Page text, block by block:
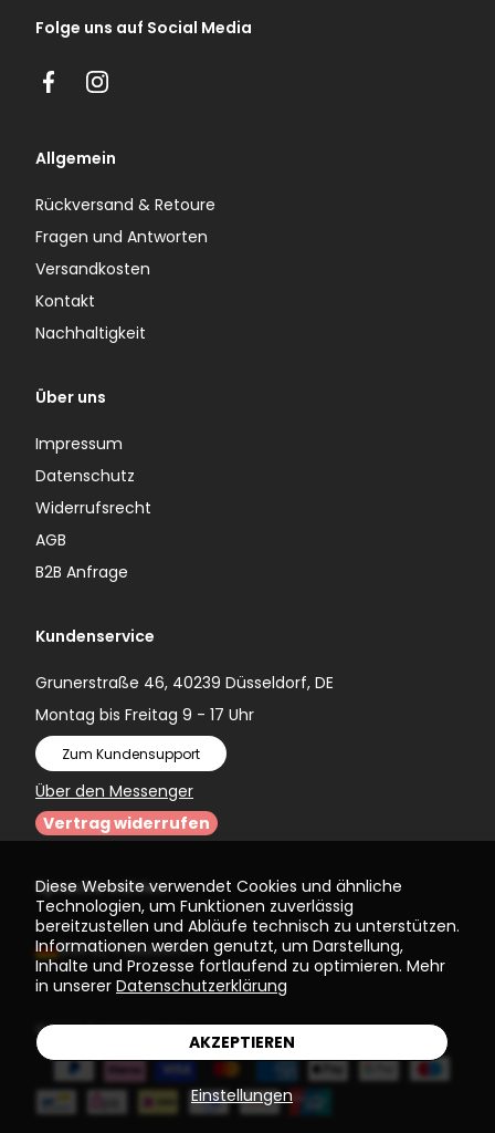
Diese Website verwendet Cookies und ähnliche
Technologien, um Funktionen zuverlässig
bereitzustellen und Abläufe technisch zu unterstützen.
Informationen werden genutzt, um Darstellung,
Inhalte und Prozesse fortlaufend zu optimieren. Mehr
in unserer Datenschutzerklärung
Einstellungen
AKZEPTIEREN
Folge uns auf Social Media
FacebookInstagram
Allgemein
Rückversand & Retoure
Fragen und Antworten
Versandkosten
Kontakt
Nachhaltigkeit
Über uns
Impressum
Datenschutz
Widerrufsrecht
AGB
B2B Anfrage
Kundenservice
Grunerstraße 46, 40239 Düsseldorf, DE
Montag bis Freitag 9 - 17 Uhr
Zum Kundensupport
Über den Messenger
Vertrag widerrufen
Sprache wählen
(EUR €) Deutsch
© 2026Einstein Newton